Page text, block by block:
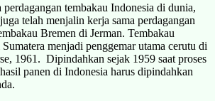
tembakau Indonesia di dunia,
telah menjalin kerja sama perdagangan
Bremen di Jerman. Tembakau
menjadi penggemar utama cerutu di
1961. Dipindahkan sejak 1959 saat proses
panen di Indonesia harus dipindahkan